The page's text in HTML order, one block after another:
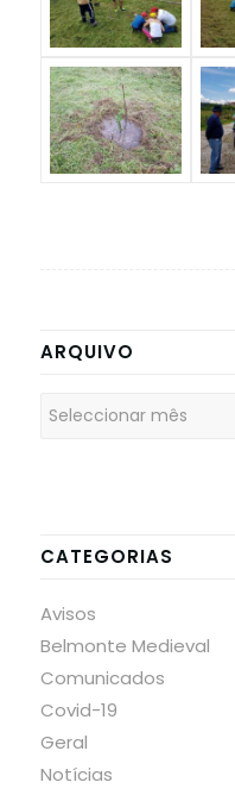
ARQUIVO
CATEGORIAS
Avisos
Belmonte Medieval
Comunicados
Covid-19
Geral
Notícias